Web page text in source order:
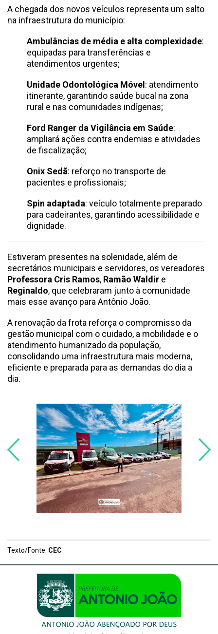
A chegada dos novos veículos representa um salto
na infraestrutura do município:
Ambulâncias de média e alta complexidade:
equipadas para transferências e
atendimentos urgentes;
Unidade Odontológica Móvel : atendimento
itinerante, garantindo saúde bucal na zona
rural e nas comunidades indígenas;
Ford Ranger da Vigilância em Saúde:
ampliará ações contra endemias e atividades
de fiscalização;
Onix Sedã: reforço no transporte de
pacientes e profissionais;
Spin adaptada: veículo totalmente preparado
para cadeirantes, garantindo acessibilidade e
dignidade.
Estiveram presentes na solenidade, além de
secretários municipais e servidores, os vereadores
Professora Cris Ramos, Ramão Waldir e
Reginaldo, que celebraram junto à comunidade
mais esse avanço para Antônio João.
A renovação da frota reforça o compromisso da
gestão municipal com o cuidado, a mobilidade e o
atendimento humanizado da população,
consolidando uma infraestrutura mais moderna,
eficiente e preparada para as demandas do dia a
dia.
Texto/Fonte: CEC